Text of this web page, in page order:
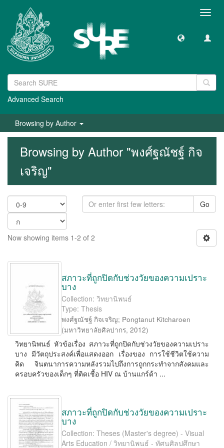
Advanced Search
Browsing by Author
Browsing by Author "พงศ์ฐณัชฐ์ กิจ
เจริญ"
Go
Now showing items 1-2 of 2
สภาวะที่ถูกปิดกับช่วงวัยของความเปราะ
บาง
Collection: วิทยานิพนธ์
Type: Thesis
พงศ์ฐณัชฐ์ กิจเจริญ; Pongtanut Kitcharoen
(มหาวิทยาลัยศิลปากร, 2012)
วิทยานิพนธ์ หัวข้อเรื่อง สภาวะที่ถูกปิดกับช่วงวัยของความเปราะ
บาง มีวัตถุประสงค์เพื่อแสดงออก เรื่องของ การใช้ชีวิตใช้ความ
คิด จินตนาการความหลังรวมไปถึงการถูกกระทำจากสังคมและ
ครอบครัวของเด็กๆ ที่ติดเชื้อ HIV ณ บ้านแกร์ด้า ...
สภาวะที่ถูกปิดกับช่วงวัยของความเปราะ
บาง
Collection: Theses (Master's degree) - Visual
Arts Education / วิทยานิพนธ์ - ทัศนศิลปศึกษา